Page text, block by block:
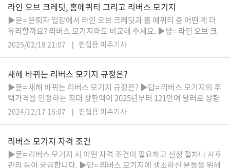
정
부
혜
택
서
전
문
가
미
국
해 고소득자가 아니면 주택 융자를 받기 어려운 현실에서, 소득이 적
어도 신청이 가능한
라인 오브 크레딧, 홈에퀴티 그리고 리버스 모기지
▶문= 은퇴자 입장에서 라인 오브 크레딧과 홈 에퀴티 중 어떤 게 더
유리할까요? 리버스 모기지와도 비교해 주세요. ▶답= 라인 오브 크
레딧이 가장 많이 활용되고 있는데 대개는 5년~10년 동안 필요할 때
현금을 수시로 인출하고 또 갚을 수도 있지만 만기가 되면 일반 모기
라임 이자에 가산되는 변동 이자가 적용됩니다. 반면, 홈 에퀴티는 보
통 모기
2025/02/18 21:07 편집용 미주기사
새해 바뀌는 리버스 모기지 규정은?
▶문= 새해 바뀌는 리버스 모기지 규정은? ▶답= 리버스 모기지의 주
택가격을 인정하는 최대 상한액이 2025년부터 121만여 달러로 상향
조정됐습니다. 2024년도 115만여 달러에서 5%정도 오른 셈입니다.
제 기억으로는 6~7년째 내리 인상되고 있는데 이는 극히 드문 경우입
로 풀이됩니다. 이에 따라서 리버스 모기지의 대상자가 조금 더 늘어
날 수
2024/12/17 16:07 편집용 미주기사
리버스 모기지 자격 조건
▶문= 리버스 모기지 시 어떤 자격 조건이 필요하고 신청 절차나 사후
관리 등이 궁금합니다. ▶답= 리버스 모기지에 생소하신 분들을 위해